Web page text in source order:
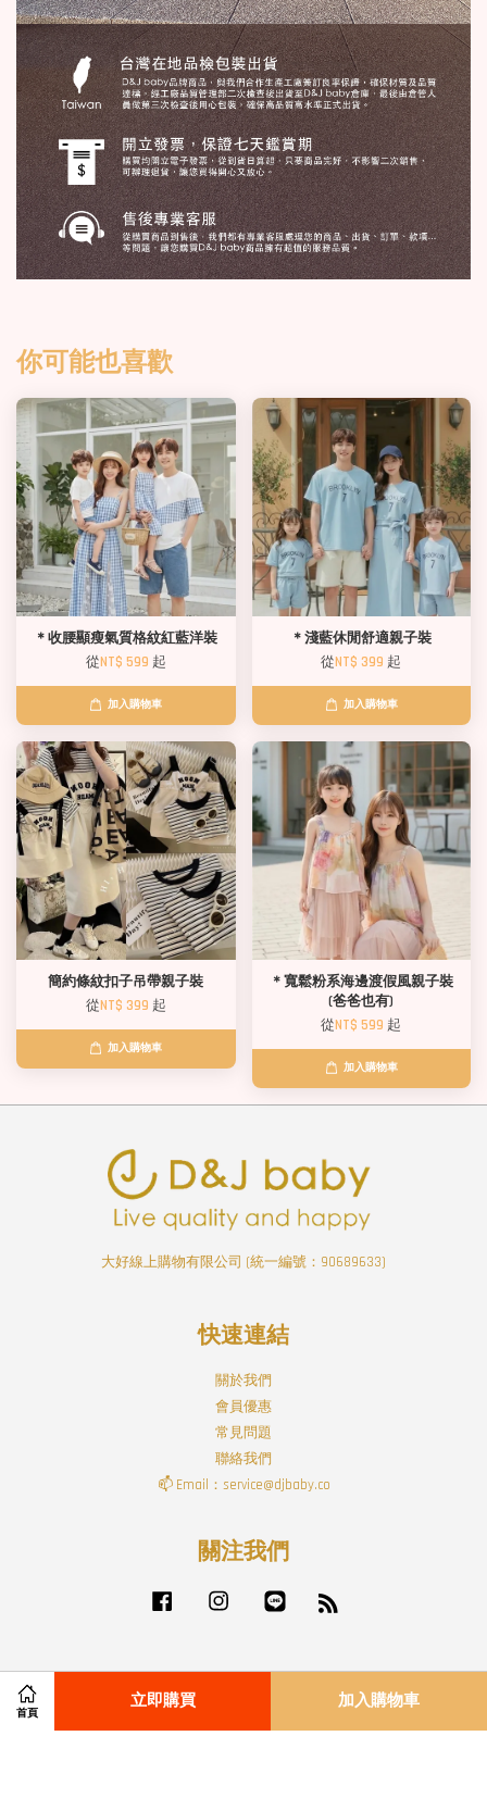
首頁
立即購買 加入購物車
你可能也喜歡
＊收腰顯瘦氣質格紋紅藍洋裝
從NT$ 599 起
加入購物車
＊淺藍休閒舒適親子裝
從NT$ 399 起
加入購物車
簡約條紋扣子吊帶親子裝
從NT$ 399 起
加入購物車
＊寬鬆粉系海邊渡假風親子裝
(爸爸也有)
從NT$ 599 起
加入購物車
大好線上購物有限公司 (統一編號：90689633)
快速連結
關於我們
會員優惠
常見問題
聯絡我們
📫 Email：service@djbaby.co
關注我們
Facebook Instagram